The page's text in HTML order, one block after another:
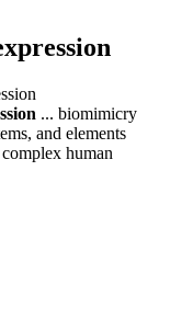
... biomimicry
and elements
human